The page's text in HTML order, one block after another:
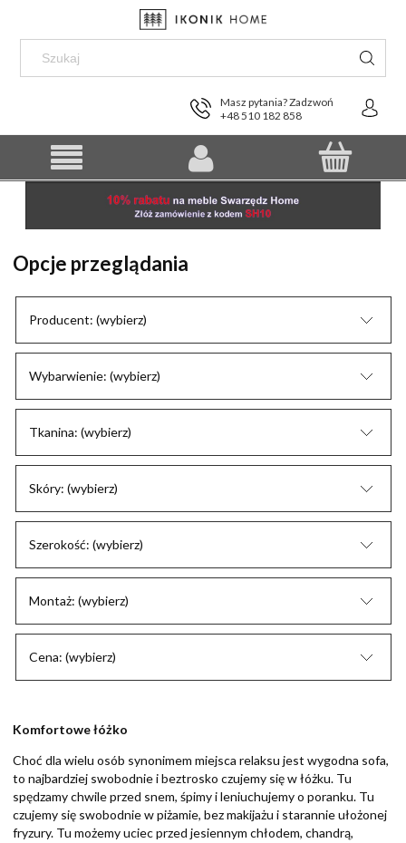
Masz pytania? Zadzwoń
+48 510 182 858
Opcje przeglądania
Producent: (wybierz)
Wybarwienie: (wybierz)
Tkanina: (wybierz)
Skóry: (wybierz)
Szerokość: (wybierz)
Montaż: (wybierz)
Cena: (wybierz)
Komfortowe łóżko
Choć dla wielu osób synonimem miejsca relaksu jest wygodna sofa,
to najbardziej swobodnie i beztrosko czujemy się w łóżku. Tu
spędzamy chwile przed snem, śpimy i leniuchujemy o poranku. Tu
czujemy się swobodnie w piżamie, bez makijażu i starannie ułożonej
fryzury. Tu możemy uciec przed jesiennym chłodem, chandrą,